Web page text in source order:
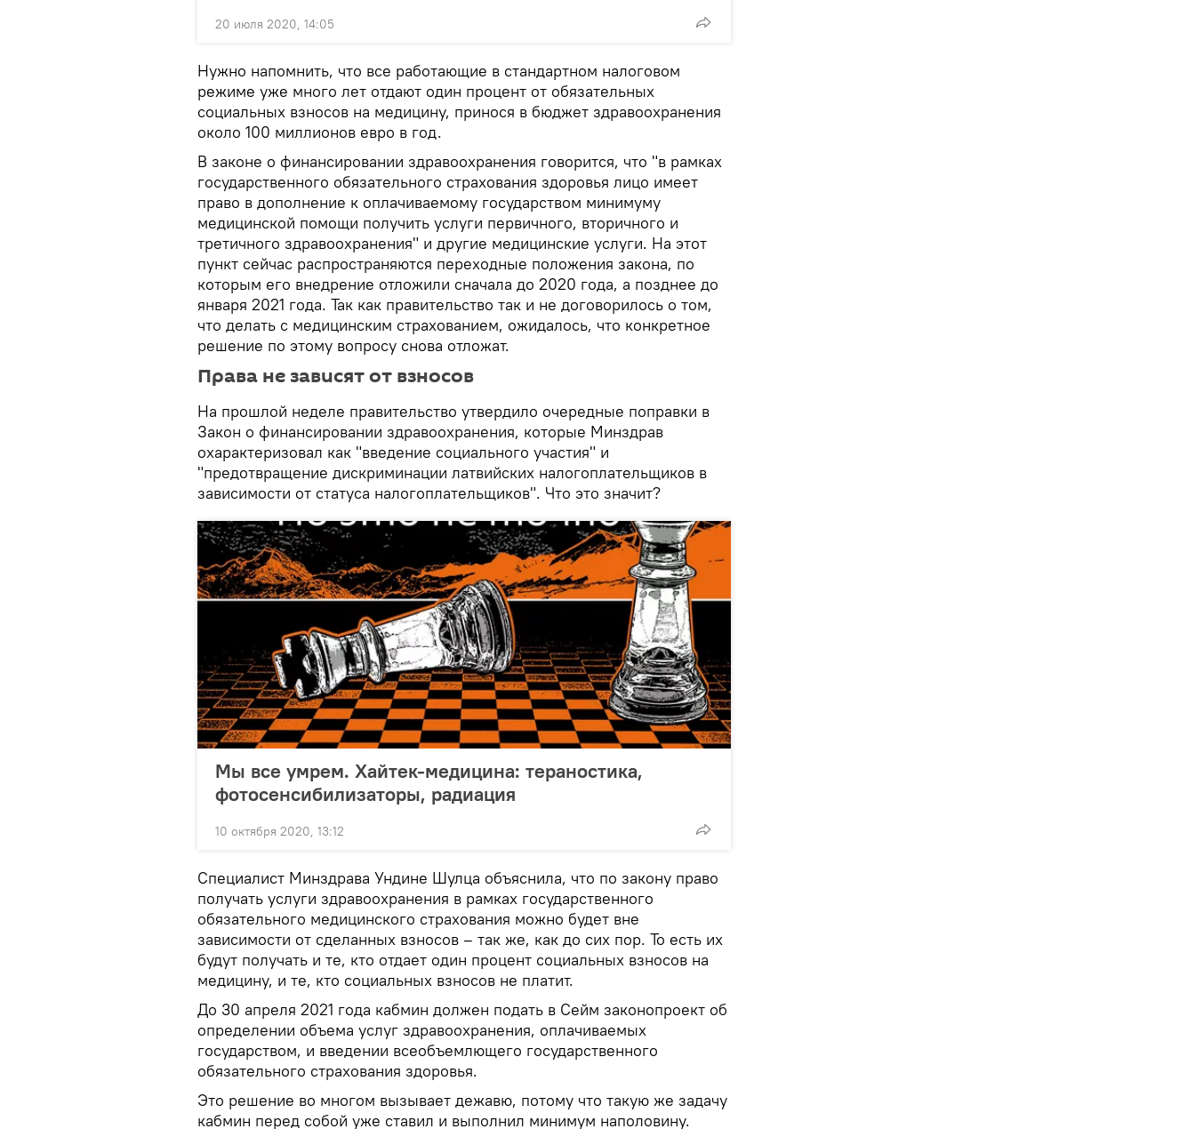
20 июля 2020, 14:05
Нужно напомнить, что все работающие в стандартном налоговом
режиме уже много лет отдают один процент от обязательных
социальных взносов на медицину, принося в бюджет здравоохранения
около 100 миллионов евро в год.
В законе о финансировании здравоохранения говорится, что "в рамках
государственного обязательного страхования здоровья лицо имеет
право в дополнение к оплачиваемому государством минимуму
медицинской помощи получить услуги первичного, вторичного и
третичного здравоохранения" и другие медицинские услуги. На этот
пункт сейчас распространяются переходные положения закона, по
которым его внедрение отложили сначала до 2020 года, а позднее до
января 2021 года. Так как правительство так и не договорилось о том,
что делать с медицинским страхованием, ожидалось, что конкретное
решение по этому вопросу снова отложат.
Права не зависят от взносов
На прошлой неделе правительство утвердило очередные поправки в
Закон о финансировании здравоохранения, которые Минздрав
охарактеризовал как "введение социального участия" и
"предотвращение дискриминации латвийских налогоплательщиков в
зависимости от статуса налогоплательщиков". Что это значит?
Мы все умрем. Хайтек-медицина: тераностика,
фотосенсибилизаторы, радиация
10 октября 2020, 13:12
Специалист Минздрава Ундине Шулца объяснила, что по закону право
получать услуги здравоохранения в рамках государственного
обязательного медицинского страхования можно будет вне
зависимости от сделанных взносов – так же, как до сих пор. То есть их
будут получать и те, кто отдает один процент социальных взносов на
медицину, и те, кто социальных взносов не платит.
До 30 апреля 2021 года кабмин должен подать в Сейм законопроект об
определении объема услуг здравоохранения, оплачиваемых
государством, и введении всеобъемлющего государственного
обязательного страхования здоровья.
Это решение во многом вызывает дежавю, потому что такую же задачу
кабмин перед собой уже ставил и выполнил минимум наполовину.